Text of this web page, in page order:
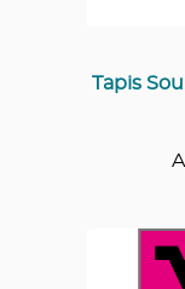
Tapis